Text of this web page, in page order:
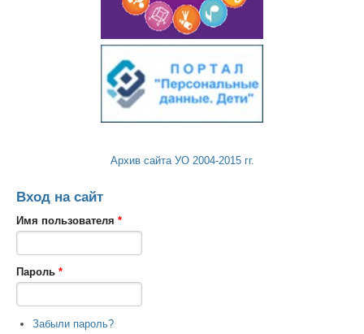
Архив сайта УО 2004-2015 гг.
Вход на сайт
Имя пользователя *
Пароль *
Забыли пароль?